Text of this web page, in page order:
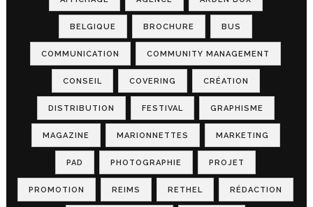
BELGIQUE BROCHURE BUS
COMMUNICATION COMMUNITY MANAGEMENT
CONSEIL COVERING CRÉATION
DISTRIBUTION FESTIVAL GRAPHISME
MAGAZINE MARIONNETTES MARKETING
PAD PHOTOGRAPHIE PROJET
PROMOTION REIMS RETHEL RÉDACTION